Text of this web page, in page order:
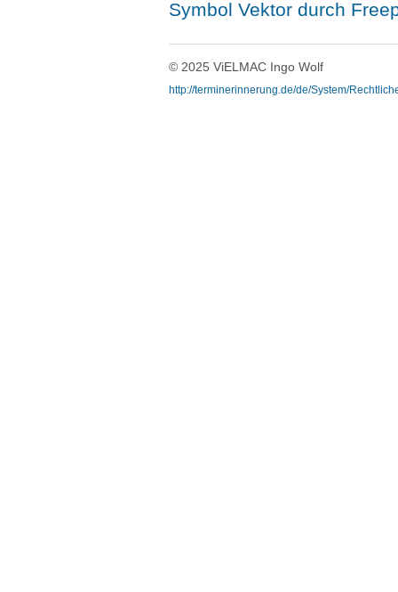
Symbol Vektor durch
© 2025 ViELMAC Ingo Wolf
http://terminerinnerung.de/de/System/